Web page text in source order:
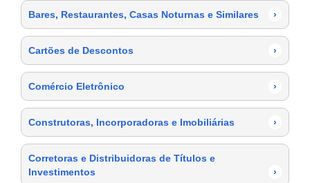
Bares, Restaurantes, Casas Noturnas e Similares ›
Cartões de Descontos ›
Comércio Eletrônico ›
Construtoras, Incorporadoras e Imobiliárias ›
Corretoras e Distribuidoras de Títulos e
Investimentos
›